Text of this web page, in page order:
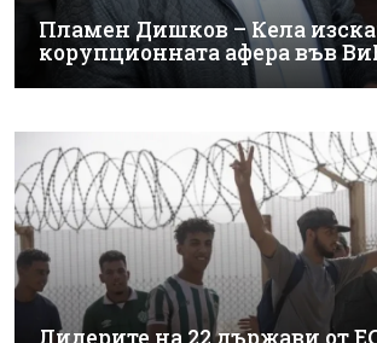
Пламен Дишков – Кела
корупционната афера във